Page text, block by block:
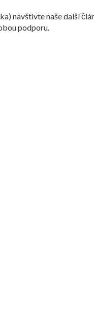
navštivte naše další
podporu.